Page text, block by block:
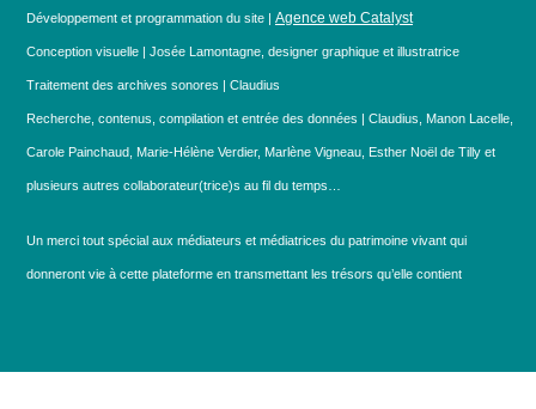
Développement et programmation du site | Agence web Catalyst
Conception visuelle | Josée Lamontagne, designer graphique et illustratrice
Traitement des archives sonores | Claudius
Recherche, contenus, compilation et entrée des données | Claudius, Manon Lacelle,
Carole Painchaud, Marie-Hélène Verdier, Marlène Vigneau, Esther Noël de Tilly et
plusieurs autres collaborateur(trice)s au fil du temps…
Un merci tout spécial aux médiateurs et médiatrices du patrimoine vivant qui
donneront vie à cette plateforme en transmettant les trésors qu’elle contient